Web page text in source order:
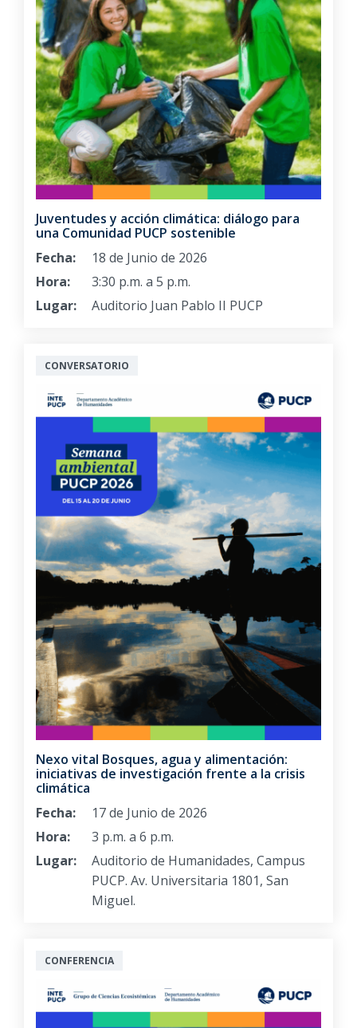
Juventudes y acción climática: diálogo para
una Comunidad PUCP sostenible
Fecha:
18 de Junio de 2026
Hora:
3:30 p.m. a 5 p.m.
Lugar:
Auditorio Juan Pablo II PUCP
CONVERSATORIO
Nexo vital Bosques, agua y alimentación:
iniciativas de investigación frente a la crisis
climática
Fecha:
17 de Junio de 2026
Hora:
3 p.m. a 6 p.m.
Lugar:
Auditorio de Humanidades, Campus
PUCP. Av. Universitaria 1801, San
Miguel.
CONFERENCIA